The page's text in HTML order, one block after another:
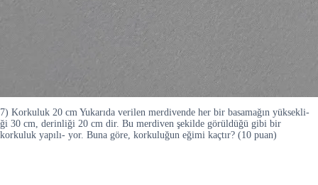
7) Korkuluk 20 cm Yukarıda verilen merdivende her bir basamağın yüksekli-
ği 30 cm, derinliği 20 cm dir. Bu merdiven şekilde görüldüğü gibi bir
korkuluk yapılı- yor. Buna göre, korkuluğun eğimi kaçtır? (10 puan)